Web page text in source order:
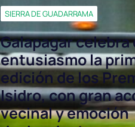
SIERRA DE GUADARRAMA
Galapagar celebra
entusiasmo la
edición de los
Isidro, con gran
vecinal y emoción